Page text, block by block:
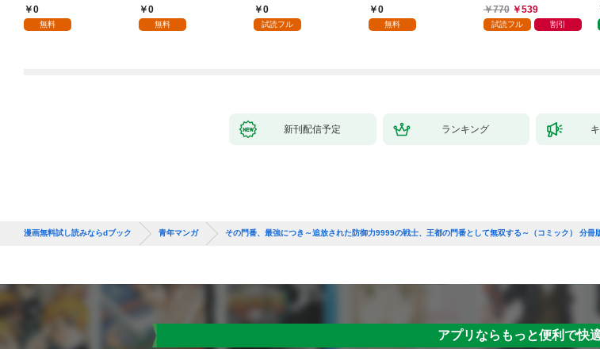
た僕の留守中に、一途
な彼女が汚されるまで
0
無料
話0
無料
0
試読フル
0
無料
のおじさんはあらゆる
種族を嫁にする～（コ
770 539
試読フル 割引
新刊配信予定 ランキング
漫画無料試し読みならdブック 青年マンガ その門番、最強につき～追放された防御力9999の戦士、王都の門番として無双する～（コミック） 分冊
アプリならもっと便利で快